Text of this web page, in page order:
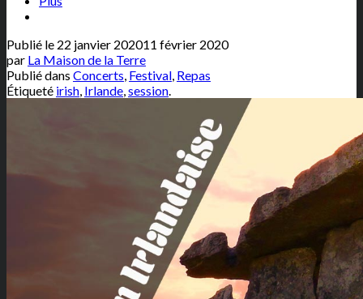
Publié le 22 janvier 202011 février 2020
par La Maison de la Terre
Publié dans Concerts, Festival, Repas
Étiqueté irish, Irlande,session.